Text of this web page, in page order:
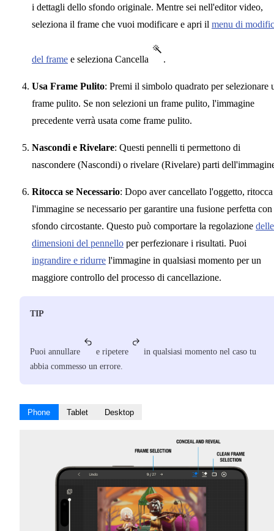
i dettagli dello sfondo originale. Mentre sei nell'editor video,
seleziona il frame che vuoi modificare e apri il menu di
del frame e seleziona Cancella .
Usa Frame Pulito: Premi il simbolo quadrato per selezionare
frame pulito. Se non selezioni un frame pulito, l'immagine
precedente verrà usata come frame pulito.
Nascondi e Rivelare: Questi pennelli ti permettono di
nascondere (Nascondi) o rivelare (Rivelare) parti
Ritocca se Necessario: Dopo aver cancellato l'oggetto, ritocca
l'immagine se necessario per garantire una fusione perfetta
sfondo circostante. Questo può comportare la regolazione delle
dimensioni del pennello per perfezionare i risultati. Puoi
ingrandire e ridurre l'immagine in qualsiasi momento per un
maggiore controllo del processo di cancellazione.
TIP
Puoi annullare e ripetere
in qualsiasi momento nel caso tu
abbia commesso un errore.
Phone Tablet Desktop